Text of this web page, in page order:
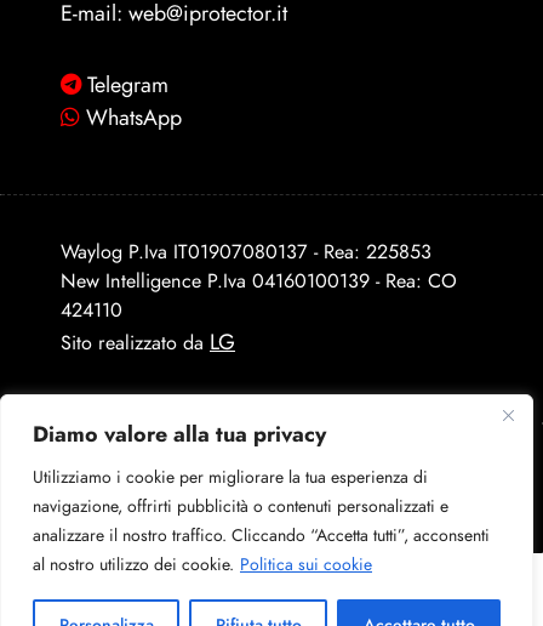
Diamo valore alla tua privacy
Utilizziamo i cookie per migliorare la tua esperienza di
navigazione, offrirti pubblicità o contenuti personalizzati e
analizzare il nostro traffico. Cliccando “Accetta tutti”, acconsenti
al nostro utilizzo dei cookie. Politica sui cookie
E-mail: web@iprotector.it
Telegram
WhatsApp
Waylog P.Iva IT01907080137 - Rea: 225853
New Intelligence P.Iva 04160100139 - Rea: CO
424110
Sito realizzato da LG